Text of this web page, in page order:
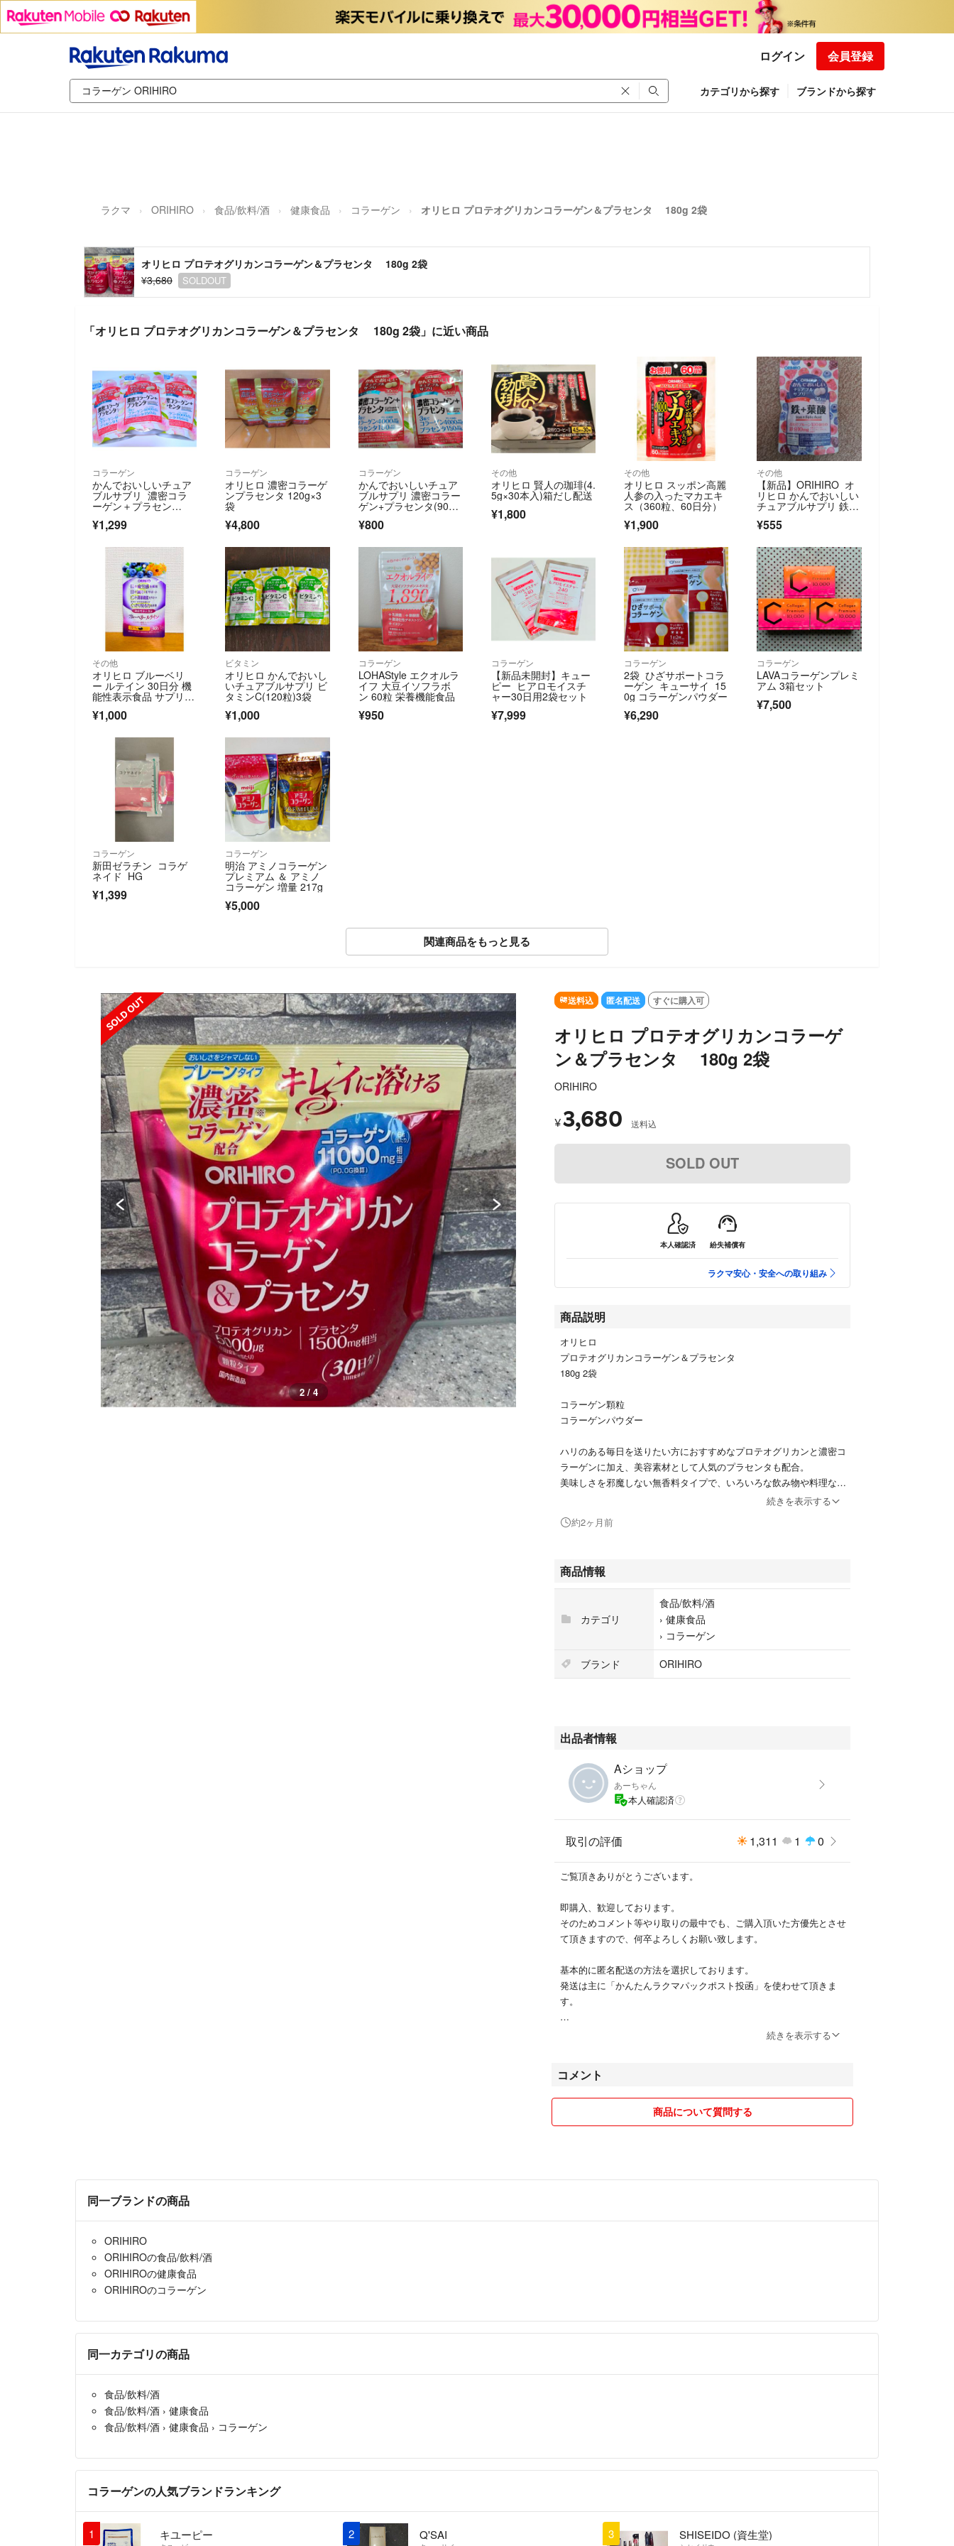
ログイン 会員登録
カテゴリから探す ブランドから探す
ラクマ ORIHIRO 食品/飲料/酒 健康食品 コラーゲン オリヒロ プロテオグリカンコラーゲン＆プラセンタ 180g 2袋
オリヒロ プロテオグリカンコラーゲン＆プラセンタ 180g 2袋
¥3,680
SOLDOUT
「オリヒロ プロテオグリカンコラーゲン＆プラセンタ 180g 2袋」に近い商品
コラーゲン
かんでおいしいチュア
ブルサブリ 濃密コラ
ーゲン＋プラセン
タ ピーチ味 3袋
¥1,299
コラーゲン
オリヒロ 濃密コラーゲ
ンプラセンタ 120g×3
袋
¥4,800
コラーゲン
かんでおいしいチュア
ブルサプリ 濃密コラー
ゲン+プラセンタ(90粒
入)
¥800
その他
オリヒロ 賢人の珈琲(4.
5g×30本入)箱だし配送
¥1,800
その他
オリヒロ スッポン高麗
人参の入ったマカエキ
ス（360粒、60日分）
¥1,900
その他
【新品】ORIHIRO オ
リヒロ かんでおいしい
チュアブルサプリ 鉄＋
葉酸
¥555
その他
オリヒロ ブルーベリ
ー ルテイン 30日分 機
能性表示食品 サプリメ
¥1,000
ビタミン
オリヒロ かんでおいし
いチュアブルサプリ ビ
タミンC(120粒)3袋
¥1,000
コラーゲン
LOHAStyle エクオルラ
イフ 大豆イソフラボ
ン 60粒 栄養機能食品
¥950
コラーゲン
【新品未開封】キュー
ピー ヒアロモイスチ
ャー30日用2袋セット
¥7,999
コラーゲン
2袋 ひざサポートコラ
ーゲン キューサイ 15
0g コラーゲンパウダー
¥6,290
コラーゲン
LAVAコラーゲンプレミ
アム 3箱セット
¥7,500
コラーゲン
新田ゼラチン コラゲ
ネイド HG
¥1,399
コラーゲン
明治 アミノコラーゲン
プレミアム ＆ アミノ
コラーゲン 増量 217g
¥5,000
関連商品をもっと見る
SOLD OUT SOLD OUT
2 / 4
送料込 匿名配送 すぐに購入可
オリヒロ プロテオグリカンコラーゲ
ン＆プラセンタ 180g 2袋
ORIHIRO
¥3,680 送料込
SOLD OUT
本人確認済 紛失補償有
ラクマ安心・安全への取り組み
商品説明
オリヒロ
プロテオグリカンコラーゲン＆プラセンタ
180g 2袋
コラーゲン顆粒
コラーゲンパウダー
ハリのある毎日を送りたい方におすすめなプロテオグリカンと濃密コ
ラーゲンに加え、美容素材として人気のプラセンタも配合。
美味しさを邪魔しない無香料タイプで、いろいろな飲み物や料理など
に加えてご利用頂けます。毎日のキレイと元気にお役立て頂けます。
2026.3より自宅保管 2027.6期限
#あーちゃん日用品・サプリメント
◆ポスト投函
◆喫煙者なし・ペットなし
◆他でも出品しておりますので、先に購入した方優先となり、突然削
除する事が有ります。ご了承下さい。
続きを表示する
約2ヶ月前
商品情報
カテゴリ
食品/飲料/酒
› 健康食品
› コラーゲン
ブランド
ORIHIRO
出品者情報
Aショップ
あーちゃん
本人確認済
取引の評価 1,311 1 0
ご覧頂きありがとうございます。
即購入、歓迎しております。
そのためコメント等やり取りの最中でも、ご購入頂いた方優先とさせ
て頂きますので、何卒よろしくお願い致します。
基本的に匿名配送の方法を選択しております。
発送は主に「かんたんラクマパックポスト投函」を使わせて頂きま
す。
続きを表示する
コメント
商品について質問する
同一ブランドの商品
ORIHIRO
ORIHIROの食品/飲料/酒
ORIHIROの健康食品
ORIHIROのコラーゲン
同一カテゴリの商品
食品/飲料/酒
食品/飲料/酒 › 健康食品
食品/飲料/酒 › 健康食品 › コラーゲン
コラーゲンの人気ブランドランキング
1 キユーピー 2 Q'SAI 3 SHISEIDO (資生堂)